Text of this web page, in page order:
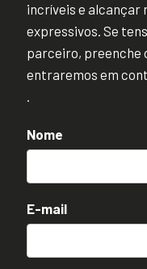
incríveis e alcançar
expressivos. Se
parceiro, preenche
entraremos em
.
Nome
E-mail